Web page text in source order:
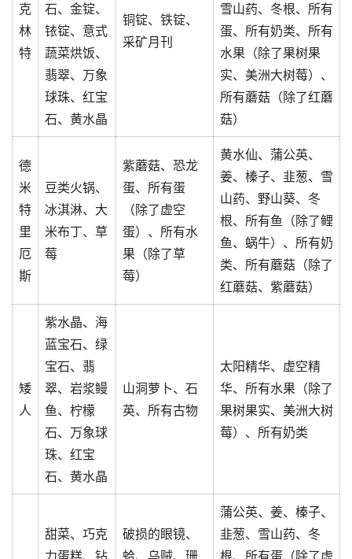
克
林
特
石、金锭、
铱锭、意式
蔬菜烘饭、
翡翠、万象
球珠、红宝
石、黄水晶
铜锭、铁锭、
采矿月刊
雪山药、冬根、所有
蛋、所有奶类、所有
水果（除了果树果
实、美洲大树莓）、
所有蘑菇（除了红蘑
菇）
德
米
特
里
厄
斯
豆类火锅、
冰淇淋、大
米布丁、草
莓
紫蘑菇、恐龙
蛋、所有蛋
（除了虚空
蛋）、所有水
果（除了草
莓）
黄水仙、蒲公英、
姜、榛子、韭葱、雪
山药、野山葵、冬
根、所有鱼（除了鲤
鱼、蜗牛）、所有奶
类、所有蘑菇（除了
红蘑菇、紫蘑菇）
矮
人
紫水晶、海
蓝宝石、绿
宝石、翡
翠、岩浆鳗
鱼、柠檬
石、万象球
珠、红宝
石、黄水晶
山洞萝卜、石
英、所有古物
太阳精华、虚空精
华、所有水果（除了
果树果实、美洲大树
莓）、所有奶类
甜菜、巧克
破损的眼镜、
蒲公英、姜、榛子、
韭葱、雪山药、冬